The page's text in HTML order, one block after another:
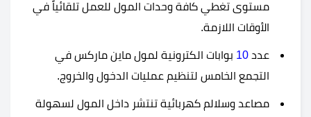
مستوى تغطي كافة وحدات المول للعمل تلقائياً في
الأوقات اللازمة.
عدد 10 بوابات الكترونية لمول ماين ماركس في
التجمع الخامس لتنظيم عمليات الدخول والخروج.
مصاعد وسلالم كهربائية تنتشر داخل المول لسهولة